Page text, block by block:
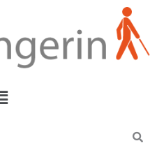
Search